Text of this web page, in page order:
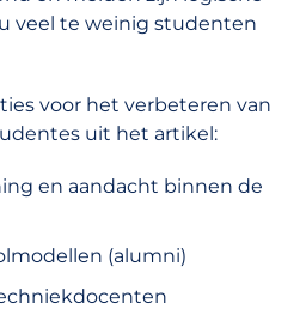
veel te weinig studenten
voor het verbeteren van
uit het artikel:
en aandacht binnen de
(alumni)